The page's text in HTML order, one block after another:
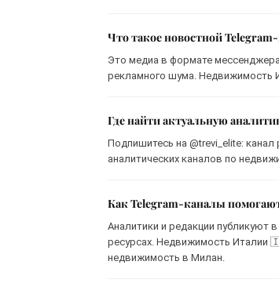
Что такое новостной
Это медиа в формате
рекламного шума. Недвижимость
Где найти актуальную
Подпишитесь на @trevi_elite:
аналитических каналов по
Как Telegram-каналы
Аналитики и редакции публикуют
ресурсах. Недвижимость Италии
недвижимость в Милан.